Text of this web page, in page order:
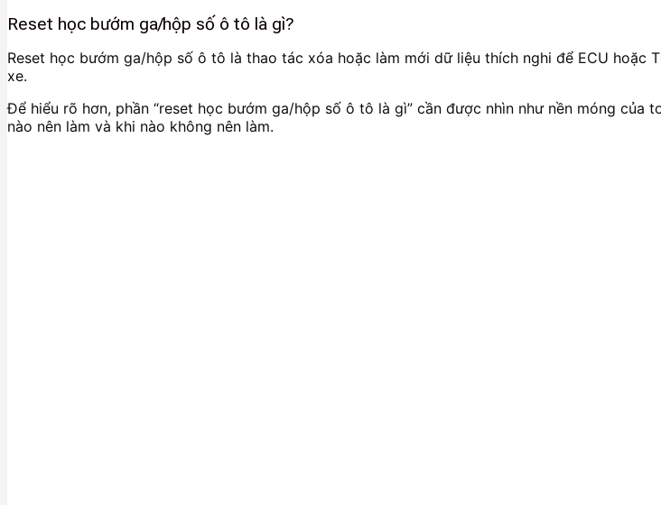
Reset học bướm ga/hộp số ô tô là gì?
Reset học bướm ga/hộp số ô tô là thao tác xóa hoặc làm mới dữ liệu thích nghi để ECU hoặc
xe.
Để hiểu rõ hơn, phần “reset học bướm ga/hộp số ô tô là gì” cần được nhìn như nền móng của
nào nên làm và khi nào không nên làm.